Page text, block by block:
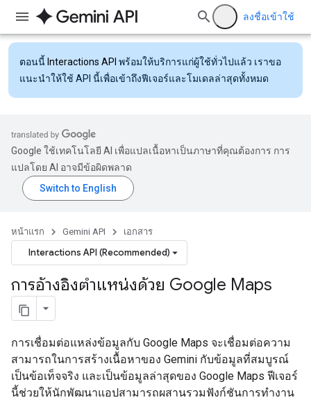
ลงชื่อเข้าใช้
ตอนนี้ Interactions API พร้อมให้บริการแก่ผู้ใช้ทั่วไปแล้ว เราขอ
แนะนำให้ใช้ API นี้เพื่อเข้าถึงฟีเจอร์และโมเดลล่าสุดทั้งหมด
Google ใช้เทคโนโลยี AI เพื่อแปลเนื้อหาเป็นภาษาที่คุณต้องการ การ
แปลโดย AI อาจมีข้อผิดพลาด
หน้าแรก Gemini API เอกสาร
Interactions API (Recommended)
การอ้างอิงตำแหน่งด้วย Google Maps
การเชื่อมต่อแหล่งข้อมูลกับ Google Maps จะเชื่อมต่อความ
สามารถในการสร้างเนื้อหาของ Gemini กับข้อมูลที่สมบูรณ์
เป็นข้อเท็จจริง และเป็นข้อมูลล่าสุดของ Google Maps ฟีเจอร์
นี้ช่วยให้นักพัฒนาแอปสามารถผสานรวมฟังก์ชันการทำงาน